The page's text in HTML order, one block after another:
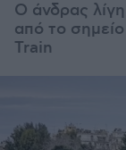
Ο άνδρας
από το
Train